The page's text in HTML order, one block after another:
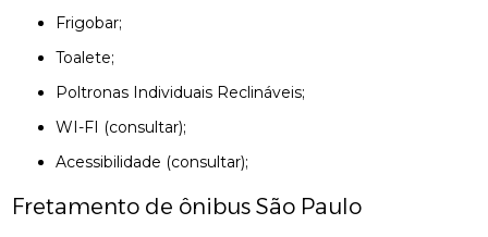
Frigobar;
Toalete;
Poltronas Individuais Reclináveis;
WI-FI (consultar);
Acessibilidade (consultar);
Fretamento de ônibus São Paulo